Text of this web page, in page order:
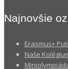
Najnovšie
Erasmus+
Naše